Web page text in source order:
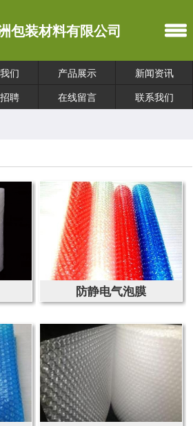
包装材料有限公司
们 产品展示
新闻资讯
聘 在线留言 联系我们
防静电气泡膜